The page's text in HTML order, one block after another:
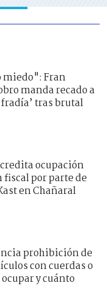
miedo": Fran
manda recado a
tras brutal
ocupación
por parte de
en Chañaral
prohibición de
con cuerdas o
y cuánto